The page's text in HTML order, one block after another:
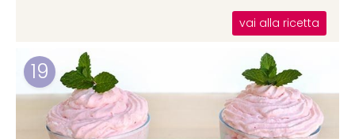
vai alla ricetta
19